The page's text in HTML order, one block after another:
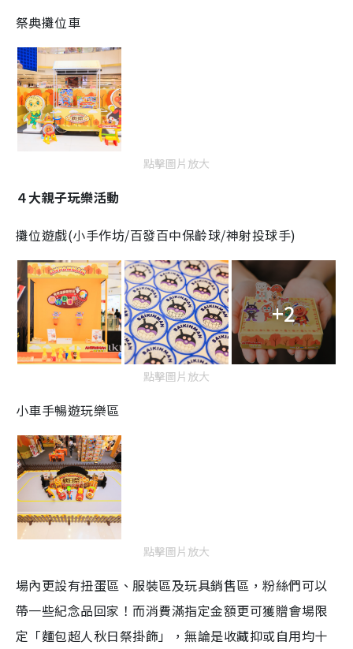
祭典攤位車
點擊圖片放大
４大親子玩樂活動
攤位遊戲(小手作坊/百發百中保齡球/神射投球手)
+2
點擊圖片放大
小車手暢遊玩樂區
點擊圖片放大
場內更設有扭蛋區、服裝區及玩具銷售區，粉絲們可以
帶一些紀念品回家！而消費滿指定金額更可獲贈會場限
定「麵包超人秋日祭掛飾」，無論是收藏抑或自用均十